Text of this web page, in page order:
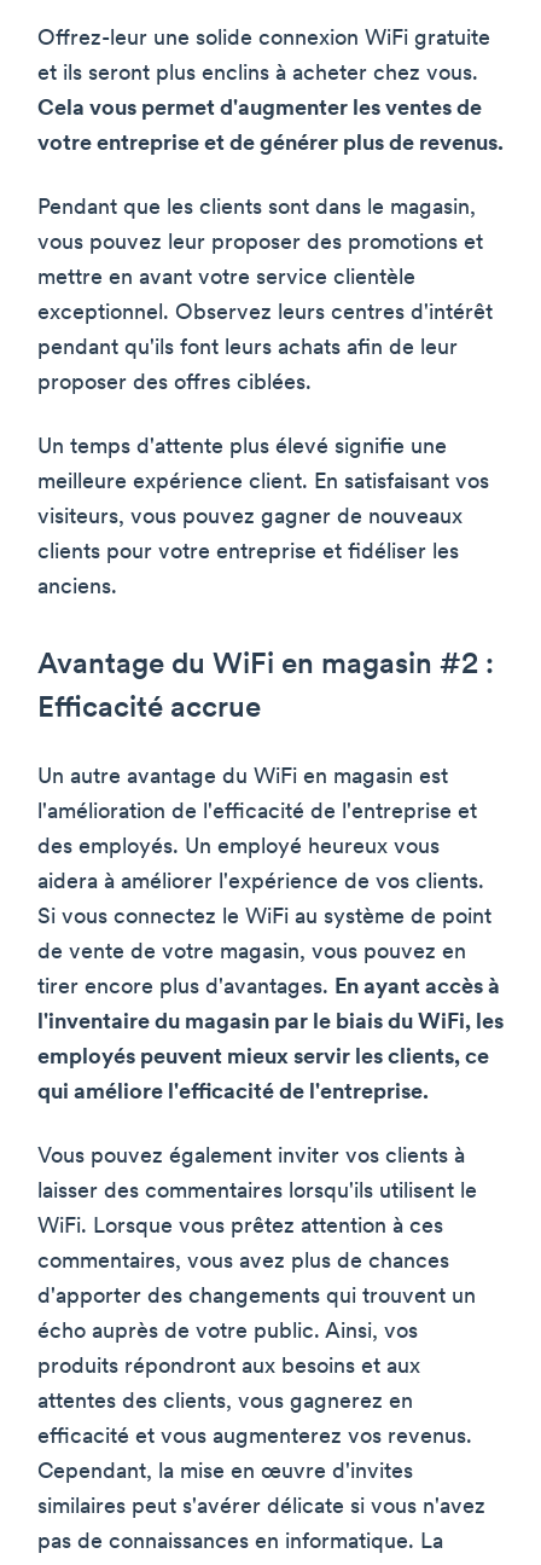
Offrez-leur une solide connexion WiFi gratuite
et ils seront plus enclins à acheter chez vous.
Cela vous permet d'augmenter les ventes de
votre entreprise et de générer plus de revenus.
Pendant que les clients sont dans le magasin,
vous pouvez leur proposer des promotions et
mettre en avant votre service clientèle
exceptionnel. Observez leurs centres d'intérêt
pendant qu'ils font leurs achats afin de leur
proposer des offres ciblées.
Un temps d'attente plus élevé signifie une
meilleure expérience client. En satisfaisant vos
visiteurs, vous pouvez gagner de nouveaux
clients pour votre entreprise et fidéliser les
anciens.
Avantage du WiFi en magasin #2 :
Efficacité accrue
Un autre avantage du WiFi en magasin est
l'amélioration de l'efficacité de l'entreprise et
des employés. Un employé heureux vous
aidera à améliorer l'expérience de vos clients.
Si vous connectez le WiFi au système de point
de vente de votre magasin, vous pouvez en
tirer encore plus d'avantages. En ayant accès à
l'inventaire du magasin par le biais du WiFi, les
employés peuvent mieux servir les clients, ce
qui améliore l'efficacité de l'entreprise.
Vous pouvez également inviter vos clients à
laisser des commentaires lorsqu'ils utilisent le
WiFi. Lorsque vous prêtez attention à ces
commentaires, vous avez plus de chances
d'apporter des changements qui trouvent un
écho auprès de votre public. Ainsi, vos
produits répondront aux besoins et aux
attentes des clients, vous gagnerez en
efficacité et vous augmenterez vos revenus.
Cependant, la mise en œuvre d'invites
similaires peut s'avérer délicate si vous n'avez
pas de connaissances en informatique. La